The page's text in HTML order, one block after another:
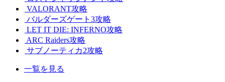
VALORANT攻略
バルダーズゲート3攻略
LET IT DIE: INFERNO攻略
ARC Raiders攻略
サブノーティカ2攻略
一覧を見る